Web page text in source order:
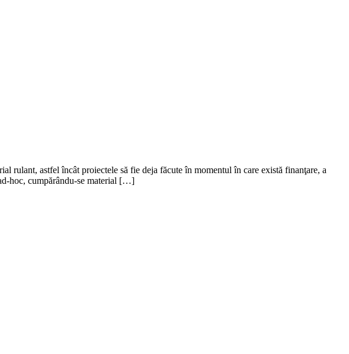
rulant, astfel încât proiectele să fie deja făcute în momentul în care există finanţare, a
hoc, cumpărându-se material […]